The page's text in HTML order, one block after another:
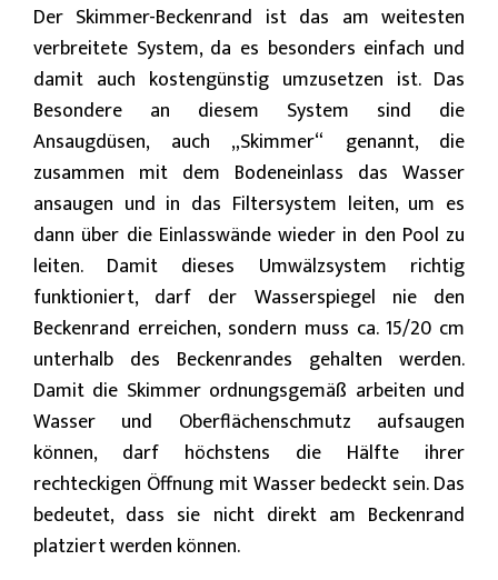
Der Skimmer-Beckenrand ist das am weitesten
verbreitete System, da es besonders einfach und
damit auch kostengünstig umzusetzen ist. Das
Besondere an diesem System sind die
Ansaugdüsen, auch „Skimmer“ genannt, die
zusammen mit dem Bodeneinlass das Wasser
ansaugen und in das Filtersystem leiten, um es
dann über die Einlasswände wieder in den Pool zu
leiten. Damit dieses Umwälzsystem richtig
funktioniert, darf der Wasserspiegel nie den
Beckenrand erreichen, sondern muss ca. 15/20 cm
unterhalb des Beckenrandes gehalten werden.
Damit die Skimmer ordnungsgemäß arbeiten und
Wasser und Oberflächenschmutz aufsaugen
können, darf höchstens die Hälfte ihrer
rechteckigen Öffnung mit Wasser bedeckt sein. Das
bedeutet, dass sie nicht direkt am Beckenrand
platziert werden können.